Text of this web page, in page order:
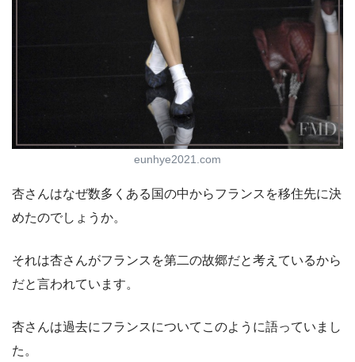
eunhye2021.com
杏さんはなぜ数多くある国の中からフランスを移住先に決
めたのでしょうか。
それは杏さんがフランスを第二の故郷だと考えているから
だと言われています。
杏さんは過去にフランスについてこのように語っていまし
た。